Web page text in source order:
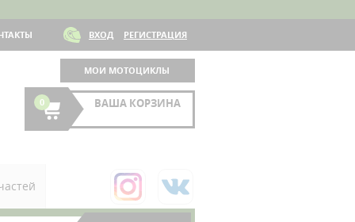
ВХОД РЕГИСТРАЦИЯ
МОИ МОТОЦИКЛЫ
0 ВАША КОРЗИНА